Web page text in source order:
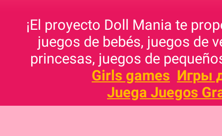
¡El proyecto Doll Mania te
juegos de bebés, juegos de
princesas, juegos de
Girls games Игры
Juega Juegos